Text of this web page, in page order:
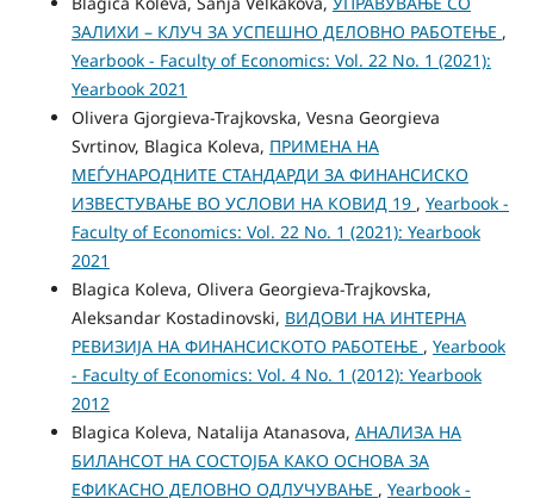
ЗАЛИХИ – КЛУЧ ЗА УСПЕШНО ДЕЛОВНО РАБОТЕЊЕ ,
Yearbook - Faculty of Economics: Vol. 22 No. 1 (2021):
Yearbook 2021
Olivera Gjorgieva-Trajkovska, Vesna Georgieva
Svrtinov, Blagica Koleva, ПРИМЕНА НА
МЕЃУНАРОДНИТЕ СТАНДАРДИ ЗА ФИНАНСИСКО
ИЗВЕСТУВАЊЕ ВО УСЛОВИ НА КОВИД 19 , Yearbook -
Faculty of Economics: Vol. 22 No. 1 (2021): Yearbook
2021
Blagica Koleva, Olivera Georgieva-Trajkovska,
Aleksandar Kostadinovski, ВИДОВИ НА ИНТЕРНА
РЕВИЗИЈА НА ФИНАНСИСКОТО РАБОТЕЊЕ , Yearbook
- Faculty of Economics: Vol. 4 No. 1 (2012): Yearbook
2012
Blagica Koleva, Natalija Atanasova, АНАЛИЗА НА
БИЛАНСОТ НА СОСТОЈБА КАКО ОСНОВА ЗА
ЕФИКАСНО ДЕЛОВНО ОДЛУЧУВАЊЕ , Yearbook -